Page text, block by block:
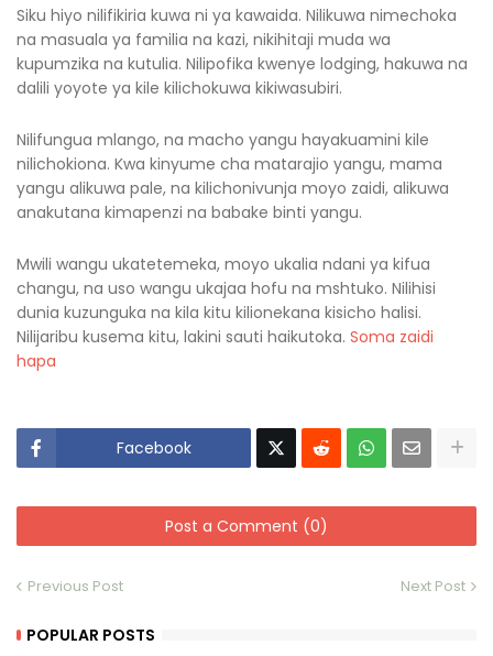
Siku hiyo nilifikiria kuwa ni ya kawaida. Nilikuwa nimechoka
na masuala ya familia na kazi, nikihitaji muda wa
kupumzika na kutulia. Nilipofika kwenye lodging, hakuwa na
dalili yoyote ya kile kilichokuwa kikiwasubiri.
Nilifungua mlango, na macho yangu hayakuamini kile
nilichokiona. Kwa kinyume cha matarajio yangu, mama
yangu alikuwa pale, na kilichonivunja moyo zaidi, alikuwa
anakutana kimapenzi na babake binti yangu.
Mwili wangu ukatetemeka, moyo ukalia ndani ya kifua
changu, na uso wangu ukajaa hofu na mshtuko. Nilihisi
dunia kuzunguka na kila kitu kilionekana kisicho halisi.
Nilijaribu kusema kitu, lakini sauti haikutoka. Soma zaidi
hapa
Facebook
Post a Comment (0)
Previous Post Next Post
POPULAR POSTS